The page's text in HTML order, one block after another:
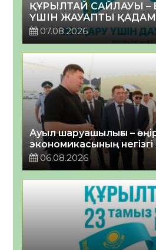
ҚҰРЫЛТАЙ САЙЛАУЫ –
ҮШІН ЖАУАПТЫ ҚАДАМ
07.08.2026
Ауыл шаруашылығы –
экономикасының негізгі
06.08.2026